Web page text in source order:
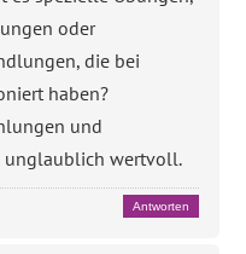
oder
die bei
haben?
und
unglaublich wertvoll.
Antworten